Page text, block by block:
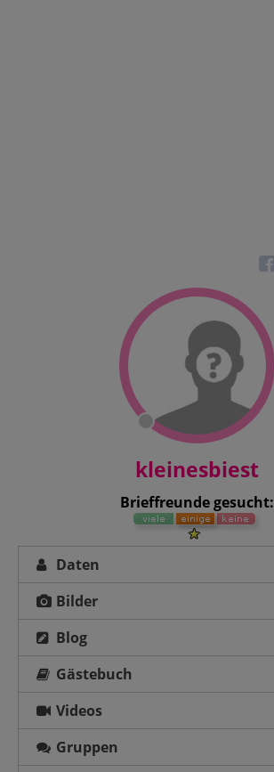
kleinesbiest
Brieffreunde gesucht:
Daten
Bilder
Blog
Gästebuch
Videos
Gruppen